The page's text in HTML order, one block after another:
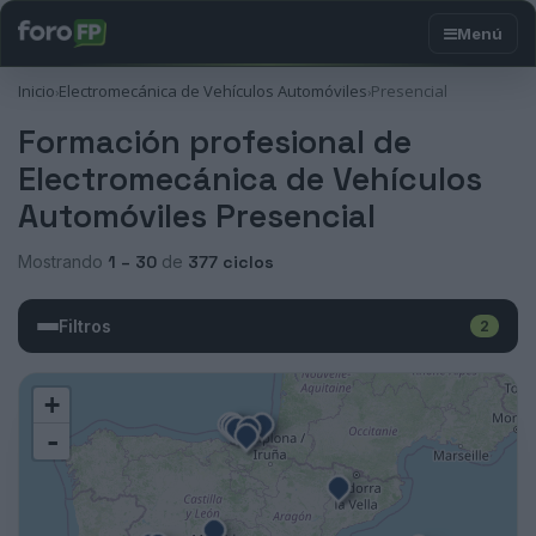
Inicio›Electromecánica de Vehículos Automóviles›Presencial
Formación profesional de
Electromecánica de Vehículos
Automóviles Presencial
Mostrando 1 – 30 de 377 ciclos
Filtros 2
+
-